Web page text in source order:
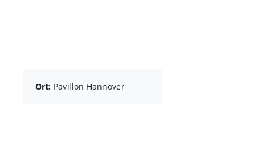
Ort: Pavillon Hannover